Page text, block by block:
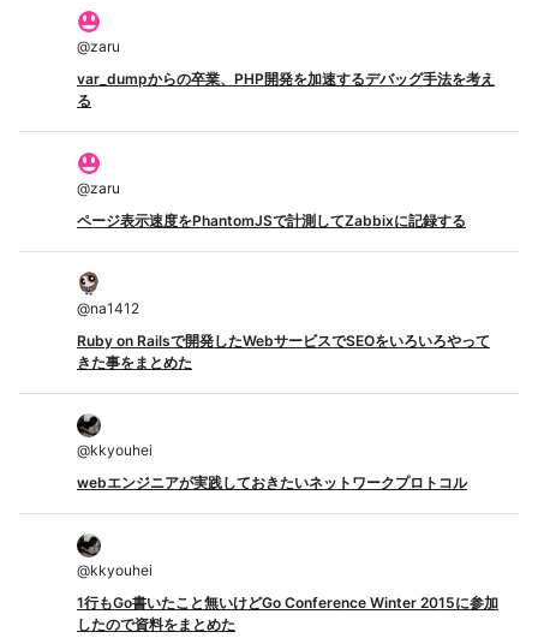
@zaru
var_dumpからの卒業、PHP開発を加速するデバッグ手法を考え
る
@zaru
ページ表示速度をPhantomJSで計測してZabbixに記録する
@na1412
Ruby on Railsで開発したWebサービスでSEOをいろいろやって
きた事をまとめた
@kkyouhei
webエンジニアが実践しておきたいネットワークプロトコル
@kkyouhei
1行もGo書いたこと無いけどGo Conference Winter 2015に参加
したので資料をまとめた